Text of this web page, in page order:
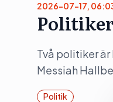
2026-07-17,
Två politiker
Messiah
Politik